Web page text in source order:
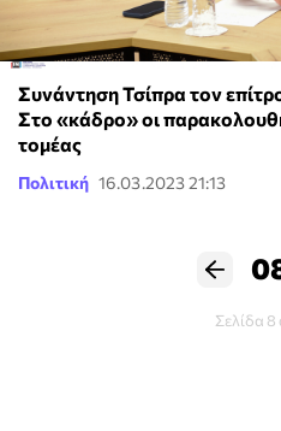
Συνάντηση Τσίπρα τον
Στο «κάδρο» οι
τομέας
Πολιτική 16.03.2023 21:13
Σελίδα 8